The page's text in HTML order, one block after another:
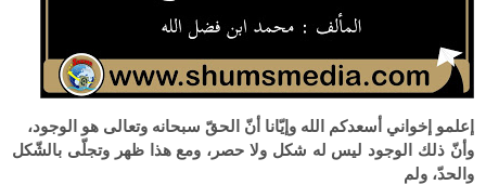
إعلمو إخواني أسعدكم الله وإيّانا أنّ الحقّ سبحانه وتعالى هو الوجود،
وأنّ ذلك الوجود ليس له شكل ولا حصر، ومع هذا ظهر وتجلّى بالشّكل
والحدّ، ولم